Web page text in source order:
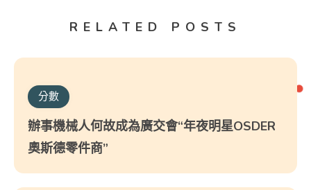
RELATED POSTS
分數
辦事機械人何故成為廣交會“年夜明星OSDER
奧斯德零件商”